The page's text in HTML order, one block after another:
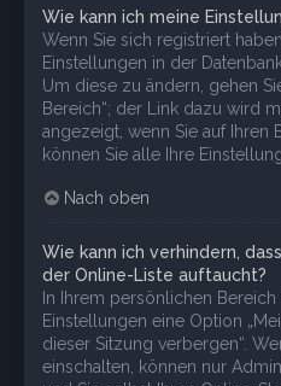
Wie kann ich meine
Wenn Sie sich registriert
Einstellungen in der
Um diese zu ändern, gehen
Bereich“; der Link dazu wird
angezeigt, wenn Sie auf Ihren
können Sie alle Ihre
Nach oben
Wie kann ich verhindern,
der Online-Liste auftaucht?
In Ihrem persönlichen
Einstellungen eine Option
dieser Sitzung verbergen“.
einschalten, können nur